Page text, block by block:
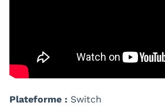
Plateforme : Switch